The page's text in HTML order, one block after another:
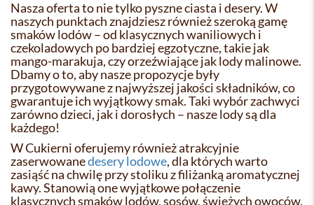
Nasza oferta to nie tylko pyszne ciasta i desery. W
naszych punktach znajdziesz również szeroką gamę
smaków lodów – od klasycznych waniliowych i
czekoladowych po bardziej egzotyczne, takie jak
mango-marakuja, czy orzeźwiające jak lody malinowe.
Dbamy o to, aby nasze propozycje były
przygotowywane z najwyższej jakości składników, co
gwarantuje ich wyjątkowy smak. Taki wybór zachwyci
zarówno dzieci, jak i dorosłych – nasze lody są dla
każdego!
W Cukierni oferujemy również atrakcyjnie
zaserwowanedesery lodowe, dla których warto
zasiąść na chwilę przy stoliku z filiżanką aromatycznej
kawy. Stanowią one wyjątkowe połączenie
klasycznych smaków lodów, sosów, świeżych owoców,